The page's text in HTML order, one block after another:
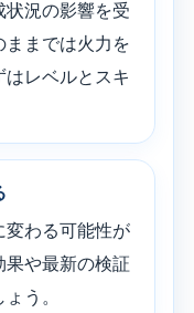
状況の影響を受
ままでは火力を
レベルとスキ
変わる可能性が
果や最新の検証
う。